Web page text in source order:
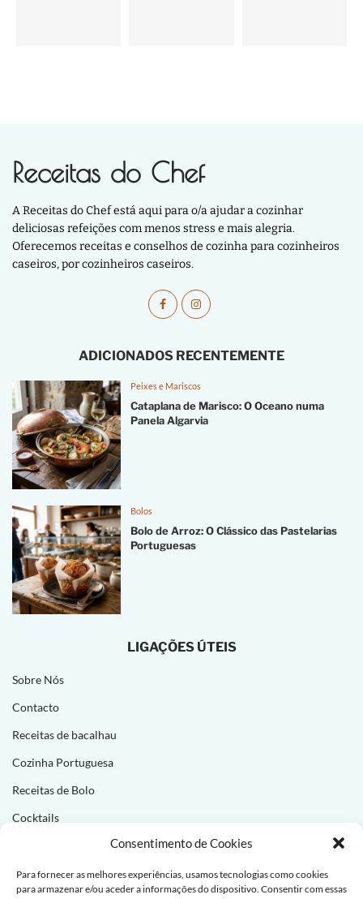
Consentimento de Cookies
Para fornecer as melhores experiências, usamos tecnologias como cookies
para armazenar e/ou aceder a informações do dispositivo. Consentir com essas
Receitas do Chef
A Receitas do Chef está aqui para o/a ajudar a cozinhar
deliciosas refeições com menos stress e mais alegria.
Oferecemos receitas e conselhos de cozinha para cozinheiros
caseiros, por cozinheiros caseiros.
ADICIONADOS RECENTEMENTE
Peixes e Mariscos
Cataplana de Marisco: O Oceano numa
Panela Algarvia
Bolos
Bolo de Arroz: O Clássico das Pastelarias
Portuguesas
LIGAÇÕES ÚTEIS
Sobre Nós
Contacto
Receitas de bacalhau
Cozinha Portuguesa
Receitas de Bolo
Cocktails
Subscreva e receba novas receitas todas as semanas!